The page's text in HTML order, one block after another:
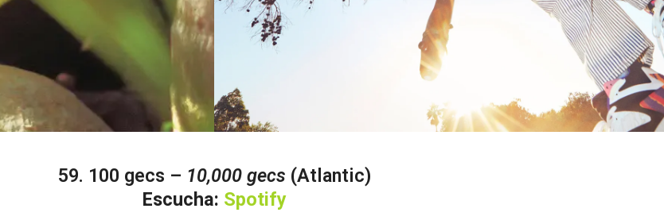
59. 100 gecs – 10,000 gecs (Atlantic)
Escucha: Spotify